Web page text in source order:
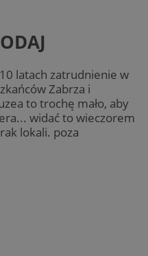
latach zatrudnienie w
Zabrza i
to trochę mało, aby
widać to wieczorem
lokali. poza